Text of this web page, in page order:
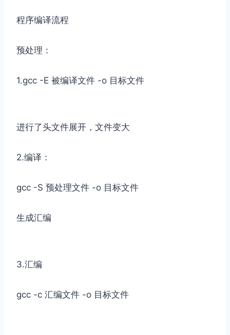
程序编译流程
预处理：
1.gcc -E 被编译文件 -o 目标文件
进行了头文件展开，文件变大
2.编译：
gcc -S 预处理文件 -o 目标文件
生成汇编
3.汇编
gcc -c 汇编文件 -o 目标文件